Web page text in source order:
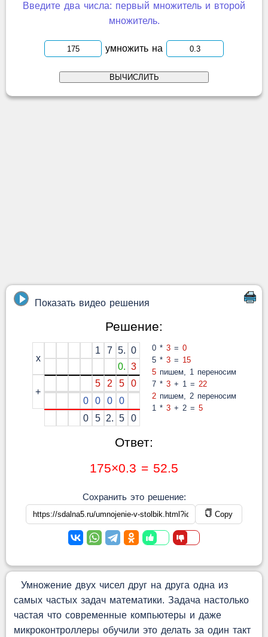
Введите два числа: первый множитель и второй
множитель.
умножить на
Показать видео решения
Решение:
x
1 7 5. 0
0. 3
+
5 2 5
0
0
0 0
0
0
5 2. 5 0
0 * 3= 0
5 * 3= 15
5пишем, 1 переносим
7 * 3+ 1 = 22
2пишем, 2 переносим
1 * 3+ 2 = 5
Ответ:
175×0.3 = 52.5
Сохранить это решение:
Copy
Умножение двух чисел друг на друга одна из
самых частых задач математики. Задача настолько
частая что современные компьютеры и даже
микроконтроллеры обучили это делать за один такт